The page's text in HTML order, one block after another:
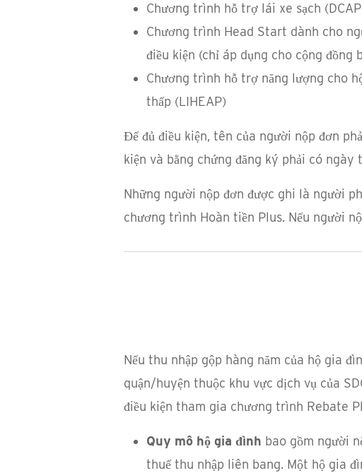
Chương trình hỗ trợ lái xe sạch
Chương trình Head Start dành cho
điều kiện (chỉ áp dụng cho cộng đồng
Chương trình hỗ trợ năng lượng cho
thấp (LIHEAP)
Để đủ điều kiện, tên của người nộp đơn
kiện và bằng chứng đăng ký phải có
Những người nộp đơn được ghi là người
chương trình Hoàn tiền Plus. Nếu người
Nếu thu nhập gộp hàng năm của hộ gia
quận/huyện thuộc khu vực dịch vụ của
điều kiện tham gia chương trình Rebate
Quy mô hộ gia đình bao gồm người
thuế thu nhập liên bang. Một hộ gia